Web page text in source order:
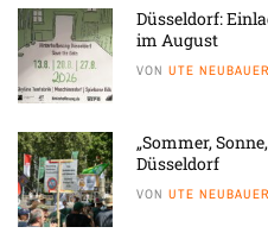
Düsseldorf:
im August
VON UTE NEUBAUER
„Sommer,
Düsseldorf
VON UTE NEUBAUER